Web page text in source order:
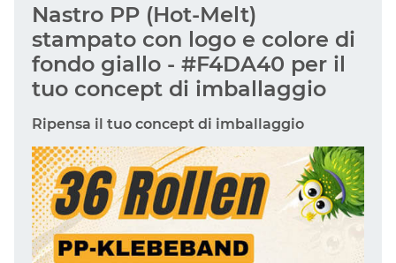
Nastro PP (Hot-Melt)
stampato con logo e colore di
fondo giallo - #F4DA40 per il
tuo concept di imballaggio
Ripensa il tuo concept di imballaggio